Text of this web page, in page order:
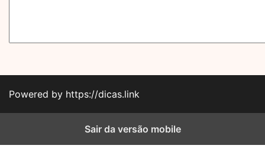
Powered by https://dicas.link
Sair da versão mobile